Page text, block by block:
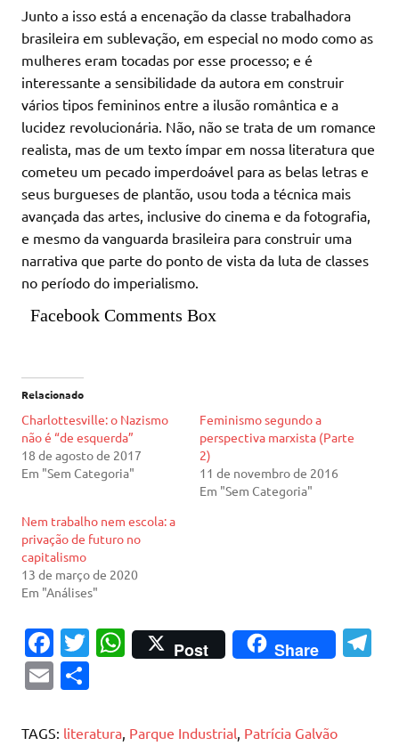
Junto a isso está a encenação da classe trabalhadora
brasileira em sublevação, em especial no modo como as
mulheres eram tocadas por esse processo; e é
interessante a sensibilidade da autora em construir
vários tipos femininos entre a ilusão romântica e a
lucidez revolucionária. Não, não se trata de um romance
realista, mas de um texto ímpar em nossa literatura que
cometeu um pecado imperdoável para as belas letras e
seus burgueses de plantão, usou toda a técnica mais
avançada das artes, inclusive do cinema e da fotografia,
e mesmo da vanguarda brasileira para construir uma
narrativa que parte do ponto de vista da luta de classes
no período do imperialismo.
Facebook Comments Box
Relacionado
Charlottesville: o Nazismo
não é “de esquerda”
18 de agosto de 2017
Em "Sem Categoria"
Feminismo segundo a
perspectiva marxista (Parte
2)
11 de novembro de 2016
Em "Sem Categoria"
Nem trabalho nem escola: a
privação de futuro no
capitalismo
13 de março de 2020
Em "Análises"
Fa
c
e
b
T
te
W
s
Post Share
E
ai ar
TAGS: literatura, Parque Industrial, Patrícia Galvão